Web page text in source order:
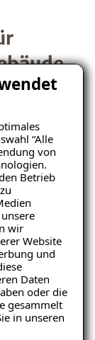
“Alle
von
Betrieb
wir
Website
und
Daten
oder die
gesammelt
in unseren
kamen
Die
Hierbei wird
es mit
Für die
ISOTEC-
niedrigen
Die
eines
innen